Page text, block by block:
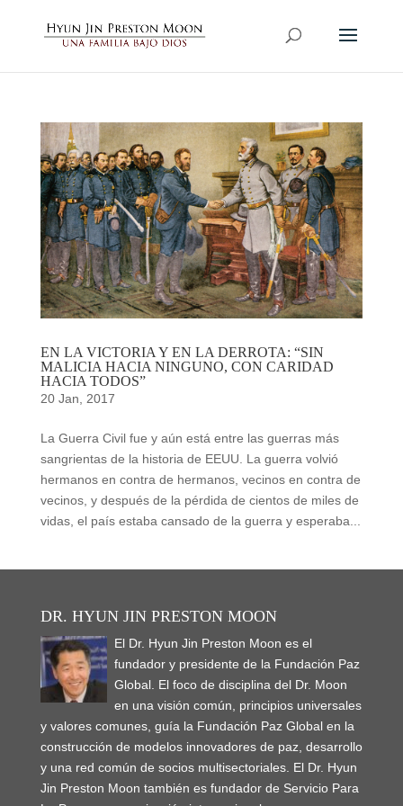
EN LA VICTORIA Y EN LA DERROTA: “SIN
MALICIA HACIA NINGUNO, CON CARIDAD
HACIA TODOS”
20 Jan, 2017
La Guerra Civil fue y aún está entre las guerras más
sangrientas de la historia de EEUU. La guerra volvió
hermanos en contra de hermanos, vecinos en contra de
vecinos, y después de la pérdida de cientos de miles de
vidas, el país estaba cansado de la guerra y esperaba...
DR. HYUN JIN PRESTON MOON
El Dr. Hyun Jin Preston Moon es el
fundador y presidente de la Fundación Paz
Global. El foco de disciplina del Dr. Moon
en una visión común, principios universales
y valores comunes, guía la Fundación Paz Global en la
construcción de modelos innovadores de paz, desarrollo
y una red común de socios multisectoriales. El Dr. Hyun
Jin Preston Moon también es fundador de Servicio Para